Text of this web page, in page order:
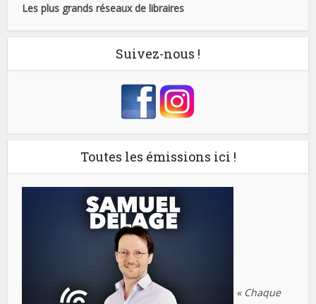
Les plus grands réseaux de libraires
Suivez-nous !
Toutes les émissions ici !
« Chaque